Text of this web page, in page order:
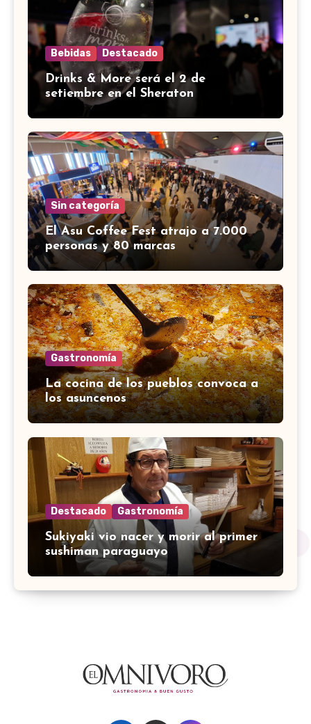
Bebidas Destacado
Drinks & More será el 2 de
setiembre en el Sheraton
Sin categoría
El Asu Coffee Fest atrajo a 7.000
personas y 80 marcas
Gastronomía
La cocina de los pueblos convoca a
los asuncenos
Destacado Gastronomía
Sukiyaki vio nacer y morir al primer
sushiman paraguayo